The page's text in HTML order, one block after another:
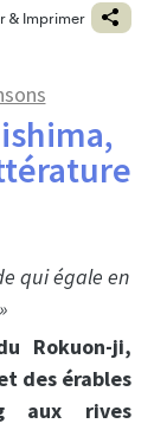
& Imprimer
qui égale en
Rokuon-ji,
des érables
aux rives